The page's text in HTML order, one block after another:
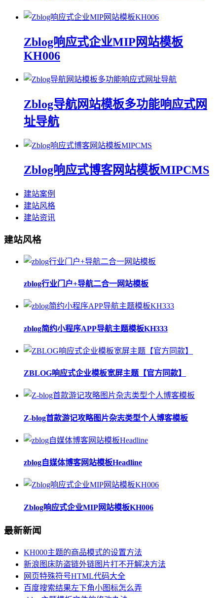
Zblog响应式企业MIP网站模板
KH006
Zblog导航网站模板多功能响应式网
址导航
Zblog响应式博客网站模板MIPCMS
建站案例
建站风格
建站资讯
建站风格
zblog行业门户+导航二合一网站模板
zblog简约小程序APP导航主题模板KH333
ZBLOG响应式企业模板宽屏主题【官方同款】
Z-blog首款游记攻略图片杂志类型个人博客模板
zblog自媒体博客网站模板Headline
Zblog响应式企业MIP网站模板KH006
最新新闻
KH000主题的商品模式的设置方法
新浪图床防盗链外链图片打不开解决方法
网页特殊符号HTML代码大全
百度搜索结果左下角小图标怎么弄